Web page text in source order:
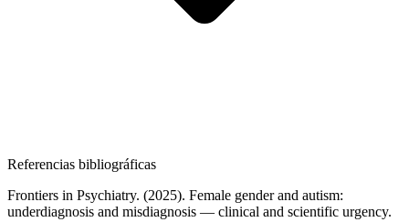
Referencias bibliográficas
Frontiers in Psychiatry. (2025). Female gender and autism:
underdiagnosis and misdiagnosis — clinical and scientific urgency.